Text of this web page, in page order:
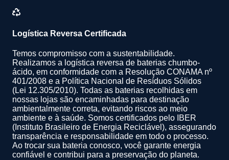
Logística Reversa Certificada
Temos compromisso com a sustentabilidade.
Realizamos a logística reversa de baterias chumbo-
ácido, em conformidade com a Resolução CONAMA nº
401/2008 e a Política Nacional de Resíduos Sólidos
(Lei 12.305/2010). Todas as baterias recolhidas em
nossas lojas são encaminhadas para destinação
ambientalmente correta, evitando riscos ao meio
ambiente e à saúde. Somos certificados pelo IBER
(Instituto Brasileiro de Energia Reciclável), assegurando
transparência e responsabilidade em todo o processo.
Ao trocar sua bateria conosco, você garante energia
confiável e contribui para a preservação do planeta.